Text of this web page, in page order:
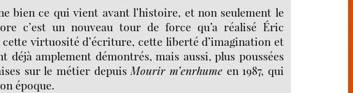
bien ce qui vient avant l’histoire, et non seulement le
c’est un nouveau tour de force qu’a réalisé Éric
virtuosité d’écriture, cette liberté d’imagination et
amplement démontrés, mais aussi, plus poussées
sur le métier depuis Mourir m’enrhumeen 1987, qui
époque.